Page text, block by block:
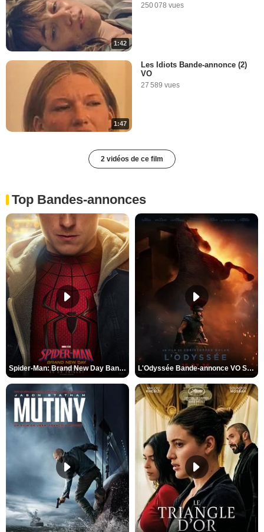
1:42
250 078 vues
1:47
Les Idiots Bande-annonce (2)
VO
27 589 vues
2 vidéos de ce film
Top Bandes-annonces
Spider-Man: Brand New Day Bande-annonce VO STFR L'Odyssée Bande-annonce VO STFR